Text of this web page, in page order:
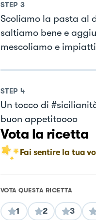
STEP 3
Scoliamo la pasta al
saltiamo bene e
mescoliamo e
STEP 4
Un tocco di
buon appetitoooo
Vota la ricetta
Fai sentire la tua
VOTA QUESTA RICETTA
1 2 3